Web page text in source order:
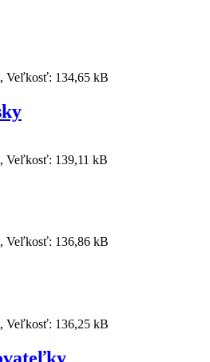
Veľkosť: 134,65 kB
Veľkosť: 139,11 kB
Veľkosť: 136,86 kB
Veľkosť: 136,25 kB